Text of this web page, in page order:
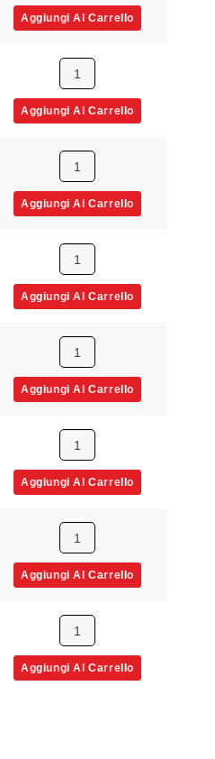
Aggiungi Al Carrello
Aggiungi Al Carrello
Aggiungi Al Carrello
Aggiungi Al Carrello
Aggiungi Al Carrello
Aggiungi Al Carrello
Aggiungi Al Carrello
Aggiungi Al Carrello